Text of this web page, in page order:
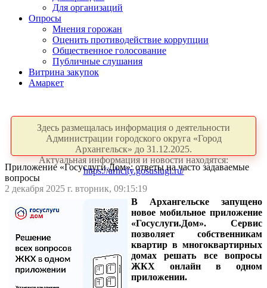
Для организаций
Опросы
Мнения горожан
Оценить противодействие коррупции
Общественное голосование
Публичные слушания
Витрина закупок
Амаркет
Здесь размещалась информация о деятельности
Администрации городского округа «Город
Архангельск» до 31.12.2025.
Актуальная информация и новости находятся:
https://arhcity.gosuslugi.ru/
Приложение «Госуслуги.Дом»: ответы на часто задаваемые
вопросы
2 декабря 2025 г. вторник, 09:15:19
В Архангельске запущено
новое мобильное приложение
«Госуслуги.Дом». Сервис
позволяет собственникам
квартир в многоквартирных
домах решать все вопросы
ЖКХ онлайн в одном
приложении.